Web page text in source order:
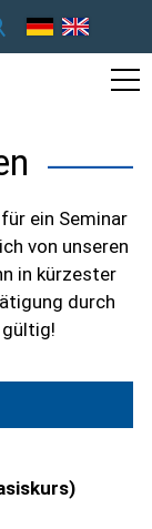
ein Seminar
von unseren
in kürzester
durch